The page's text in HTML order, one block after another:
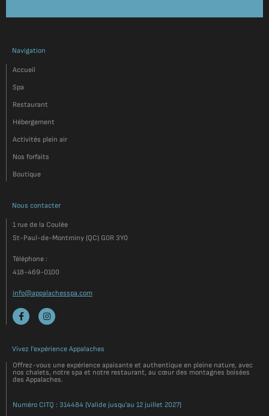
Navigation
Accueil
Spa
Restaurant
Hébergement
Activités plein air
Nos forfaits
Boutique
Nous contacter
1 rue de la Coulée
St-Paul-de-Montminy (QC) G0R 3Y0
Téléphone :
418-469-0100
info@appalachesspa.com
Vivez l'expérience Appalaches
Offrez-vous une expérience apaisante et authentique en pleine nature, avec
nos chalets, notre spa et notre restaurant, au cœur des montagnes boisées
des Appalaches.
Numéro CITQ : 314484 (Valide jusqu'au 12 juillet 2027)